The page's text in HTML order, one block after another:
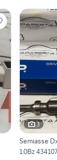
3
Semiasse
1.0Bz